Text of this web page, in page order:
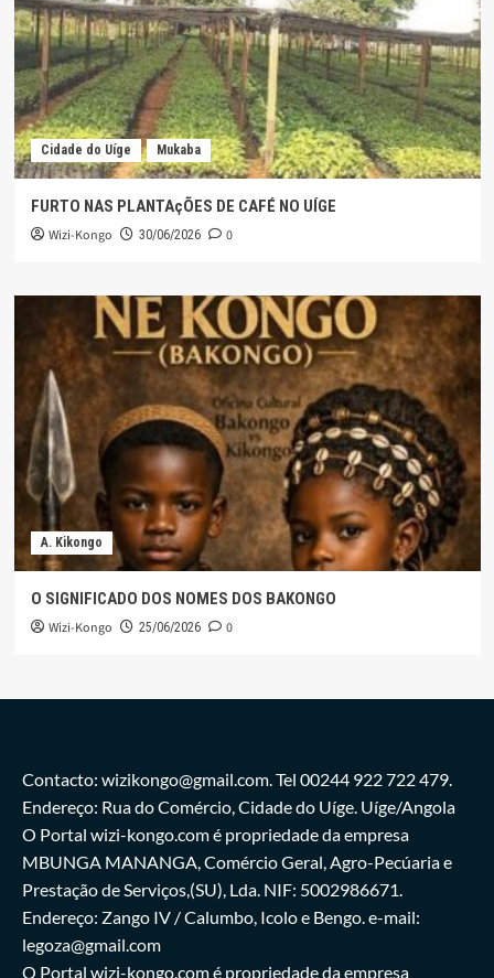
Cidade do Uíge Mukaba
FURTO NAS PLANTAçÕES DE CAFÉ NO UÍGE
Wizi-Kongo 30/06/2026 0
A. Kikongo
O SIGNIFICADO DOS NOMES DOS BAKONGO
Wizi-Kongo 25/06/2026 0
Contacto: wizikongo@gmail.com. Tel 00244 922 722 479.
Endereço: Rua do Comércio, Cidade do Uíge. Uíge/Angola
O Portal wizi-kongo.com é propriedade da empresa
MBUNGA MANANGA, Comércio Geral, Agro-Pecúaria e
Prestação de Serviços,(SU), Lda. NIF: 5002986671.
Endereço: Zango IV / Calumbo, Icolo e Bengo. e-mail:
legoza@gmail.com
O Portal wizi-kongo.com é propriedade da empresa